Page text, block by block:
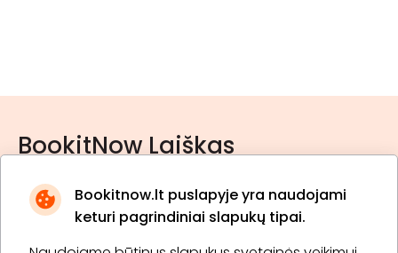
Bookitnow.lt puslapyje yra naudojami
keturi pagrindiniai slapukų tipai.
BookitNow Laiškas